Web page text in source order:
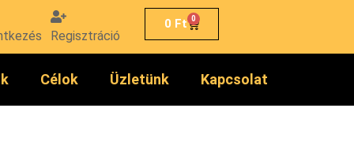
Regisztráció
0 Ft 0
Célok Üzletünk Kapcsolat